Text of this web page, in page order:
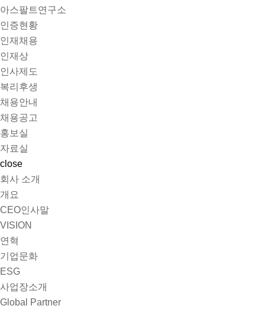
아스팔트연구소
인증현황
인재채용
인재상
인사제도
복리후생
채용안내
채용공고
홍보실
자료실
close
회사 소개
개요
CEO인사말
VISION
연혁
기업문화
ESG
사업장소개
Global Partner